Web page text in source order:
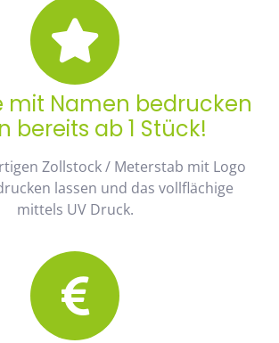
mit Namen bedrucken
bereits ab 1 Stück!
Zollstock / Meterstab mit Logo
lassen und das vollflächige
mittels UV Druck.